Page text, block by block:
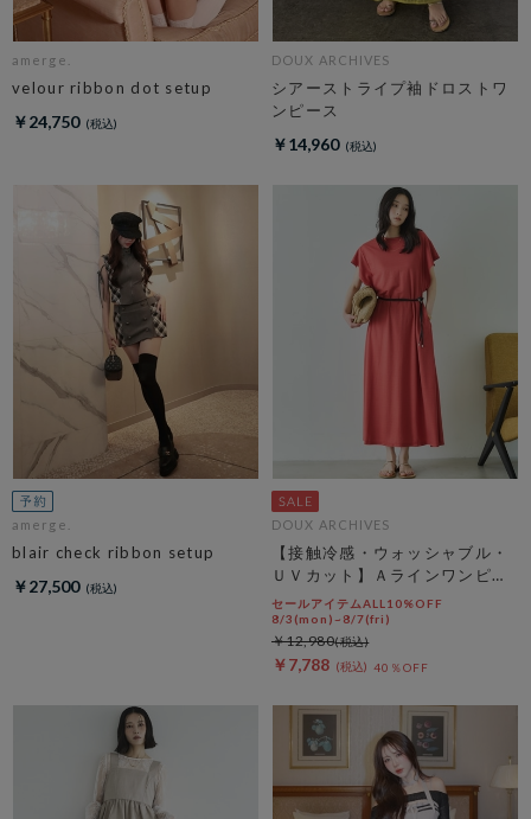
amerge.
velour ribbon dot setup
￥24,750
DOUX ARCHIVES
シアーストライプ袖ドロストワ
ンピース
￥14,960
amerge.
blair check ribbon setup
￥27,500
DOUX ARCHIVES
【接触冷感・ウォッシャブル・
ＵＶカット】Ａラインワンピー
ス
セールアイテムALL10%OFF
8/3(mon)~8/7(fri)
￥7,788 40％OFF
￥12,980